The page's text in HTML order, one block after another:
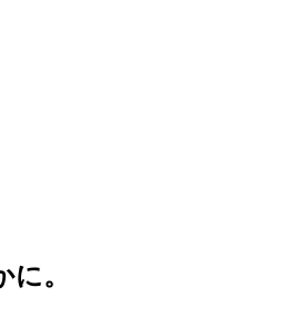
。